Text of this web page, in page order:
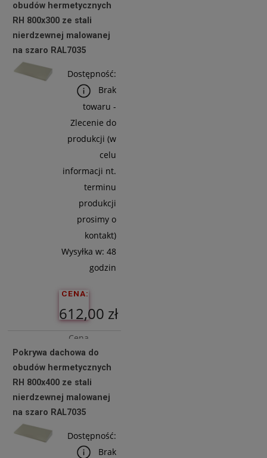
416,26 zł
Koszyka
obudów hermetycznych
RH 800x300 ze stali
nierdzewnej malowanej
na szaro RAL7035
Dostępność:
Brak
towaru -
Zlecenie do
produkcji (w
celu
informacji nt.
terminu
produkcji
prosimy o
kontakt)
Wysyłka w: 48
godzin
CENA:
612,00 zł
Cena
netto:
497,56 zł
Pokrywa dachowa do
obudów hermetycznych
RH 800x400 ze stali
nierdzewnej malowanej
na szaro RAL7035
Dostępność:
Brak